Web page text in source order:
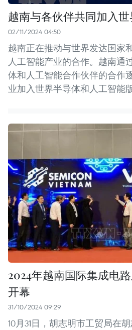
越南与各伙伴共同加入
02/11/2024 04:50
越南正在推动与世界发达国家
人工智能产业的合作。越南通
体和人工智能合作伙伴的合作
业加入世界半导体和人工智能版
2024年越南国际集成电
开幕
31/10/2024 09:29
10月31日，胡志明市工贸局在